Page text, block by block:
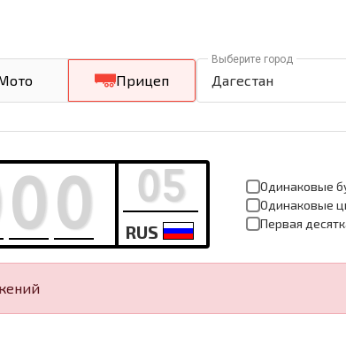
Прицеп
Выберите город
Дагестан
RUS
Одинаковые
Одинаковые
Первая